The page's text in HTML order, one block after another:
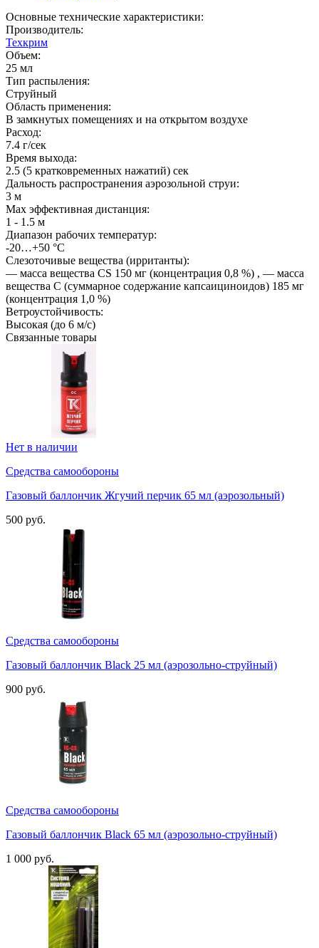
Основные технические характеристики:
Производитель:
Техкрим
Объем:
25 мл
Тип распыления:
Струйный
Область применения:
В замкнутых помещениях и на открытом воздухе
Расход:
7.4 г/сек
Время выхода:
2.5 (5 кратковременных нажатий) сек
Дальность распространения аэрозольной струи:
3 м
Мах эффективная дистанция:
1 - 1.5 м
Диапазон рабочих температур:
-20…+50 °С
Слезоточивые вещества (ирританты):
— масса вещества CS 150 мг (концентрация 0,8 %) , — масса
вещества C (суммарное содержание капсаициноидов) 185 мг
(концентрация 1,0 %)
Ветроустойчивость:
Высокая (до 6 м/с)
Связанные товары
Нет в наличии
Средства самообороны
Газовый баллончик Жгучий перчик 65 мл (аэрозольный)
500 руб.
Средства самообороны
Газовый баллончик Black 25 мл (аэрозольно-струйный)
900 руб.
Средства самообороны
Газовый баллончик Black 65 мл (аэрозольно-струйный)
1 000 руб.